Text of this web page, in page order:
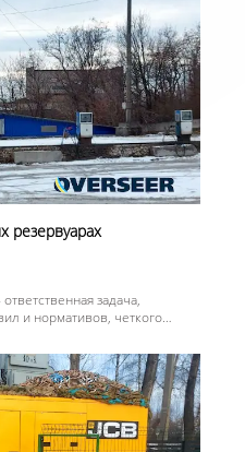
резервуарах
задача,
и нормативов, четкого